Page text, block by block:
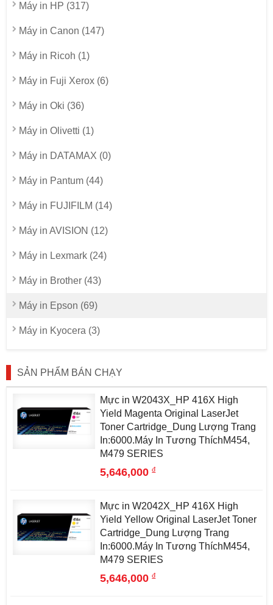
Máy in HP (317)
Máy in Canon (147)
Máy in Ricoh (1)
Máy in Fuji Xerox (6)
Máy in Oki (36)
Máy in Olivetti (1)
Máy in DATAMAX (0)
Máy in Pantum (44)
Máy in FUJIFILM (14)
Máy in AVISION (12)
Máy in Lexmark (24)
Máy in Brother (43)
Máy in Epson (69)
Máy in Kyocera (3)
SẢN PHẨM BÁN CHẠY
Mực in W2043X_HP 416X High
Yield Magenta Original LaserJet
Toner Cartridge_Dung Lượng Trang
In:6000.Máy In Tương ThíchM454,
M479 SERIES
5,646,000đ
Mực in W2042X_HP 416X High
Yield Yellow Original LaserJet Toner
Cartridge_Dung Lượng Trang
In:6000.Máy In Tương ThíchM454,
M479 SERIES
5,646,000đ